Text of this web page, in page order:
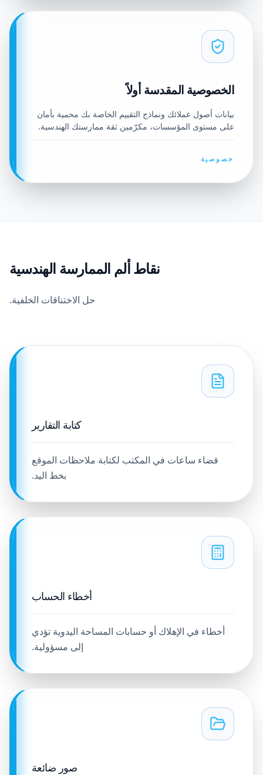
الخصوصية المقدسة أولاً
بيانات أصول عملائك ونماذج التقييم الخاصة بك محمية بأمان
على مستوى المؤسسات، مكرّمين ثقة ممارستك الهندسية.
خصوصية
نقاط ألم الممارسة الهندسية
حل الاختناقات الخلفية.
كتابة التقارير
قضاء ساعات في المكتب لكتابة ملاحظات الموقع
بخط اليد.
أخطاء الحساب
أخطاء في الإهلاك أو حسابات المساحة اليدوية تؤدي
إلى مسؤولية.
صور ضائعة